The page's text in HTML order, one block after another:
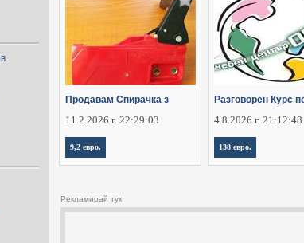
Продавам Спирачка з
11.2.2026 г. 22:29:03
9,2 евро.
Разговорен Курс
4.8.2026 г. 21:12:48
138 евро.
Рекламирай тук